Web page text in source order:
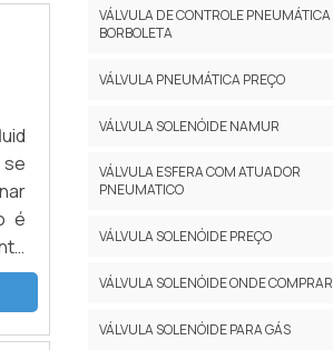
e
a
se
é
VÁLVULA DE CONTROLE PNEUMÁTICA
BORBOLETA
VÁLVULA PNEUMÁTICA PREÇO
VÁLVULA SOLENÓIDE NAMUR
VÁLVULA ESFERA COM ATUADOR
PNEUMATICO
VÁLVULA SOLENÓIDE PREÇO
VÁLVULA SOLENÓIDE ONDE COMPRAR
VÁLVULA SOLENÓIDE PARA GÁS